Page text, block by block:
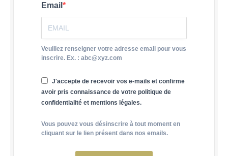
Email
Veuillez renseigner votre adresse email pour vous
inscrire. Ex. : abc@xyz.com
J'accepte de recevoir vos e-mails et confirme
avoir pris connaissance de votre politique de
confidentialité et mentions légales.
Vous pouvez vous désinscrire à tout moment en
cliquant sur le lien présent dans nos emails.